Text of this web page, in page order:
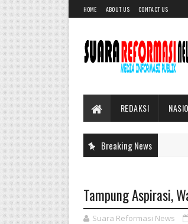
HOME ABOUT US CONTACT US
REDAKSI
Breaking News
Tampung Aspirasi,
Suara Reformasi News